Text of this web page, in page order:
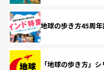
地球の歩き方45周
「地球の歩き方」